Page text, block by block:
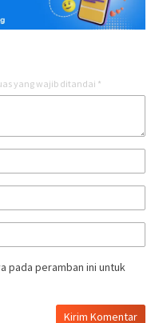
yang wajib ditandai *
pada peramban ini untuk